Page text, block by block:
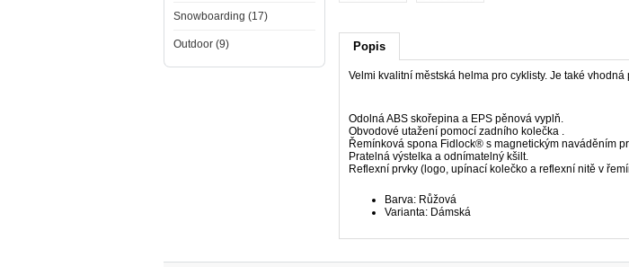
Popis
Velmi kvalitní městská helma pro cyklisty. Je také
Odolná ABS skořepina a EPS pěnová vyplň.
Obvodové utažení pomocí zadního kolečka .
Řemínková spona Fidlock® s magnetickým naváděním
Pratelná výstelka a odnímatelný kšilt.
Reflexní prvky (logo, upínací kolečko a reflexní nitě v
Barva: Růžová
Varianta: Dámská
Snowboarding (17)
Outdoor (9)